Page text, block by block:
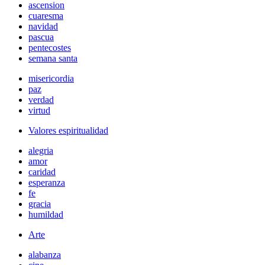
ascension
cuaresma
navidad
pascua
pentecostes
semana santa
misericordia
paz
verdad
virtud
Valores espiritualidad
alegria
amor
caridad
esperanza
fe
gracia
humildad
Arte
alabanza